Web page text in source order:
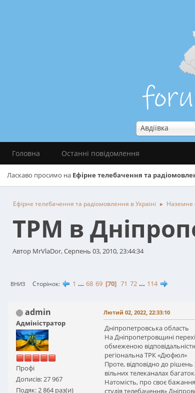
Авдіївка
Головна Останні повідомлення
Ласкаво просимо на Ефірне телебачення та
Ефірне телебачення та радіомовлення в Україні ► Наземне
ТРМ в
Автор MrVlaDor, Серпень 03, 2010, 23:44:34
ВНИЗ Сторінок 1 ... 68 69 70 71 72 ... 114
admin
Адміністратор
Профі
Дописів: 27 967
Подяк: 2 864 раз(и)
Лютий 02, 2022, 22:33:10
Дніпропетровська область
На Дніпропетровщині
обмеженою
регіональна ТРК «Дюфюл»
Проте, відповідно до
вільних телеканалах
Натомість, про своє
студія телебачення»